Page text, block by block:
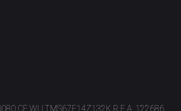
CF WLLTMS67E14Z132K R.E.A. 122686